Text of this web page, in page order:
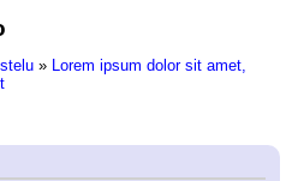
» Lorem ipsum dolor sit amet,